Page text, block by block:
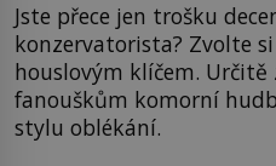
Jste přece jen trošku
konzervatorista? Zvolte si
houslovým klíčem.
fanouškům komorní
stylu oblékání.